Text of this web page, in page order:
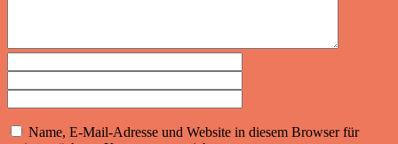
Name, E-Mail-Adresse und Website in diesem Browser für